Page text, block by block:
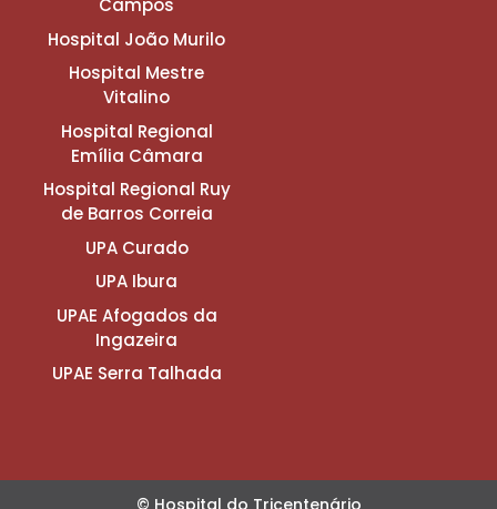
Campos
Hospital João Murilo
Hospital Mestre
Vitalino
Hospital Regional
Emília Câmara
Hospital Regional Ruy
de Barros Correia
UPA Curado
UPA Ibura
UPAE Afogados da
Ingazeira
UPAE Serra Talhada